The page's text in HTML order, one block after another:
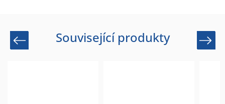
Související produkty
Previous Next